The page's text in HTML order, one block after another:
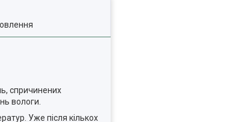
спричинених
вологи.
Уже після кількох